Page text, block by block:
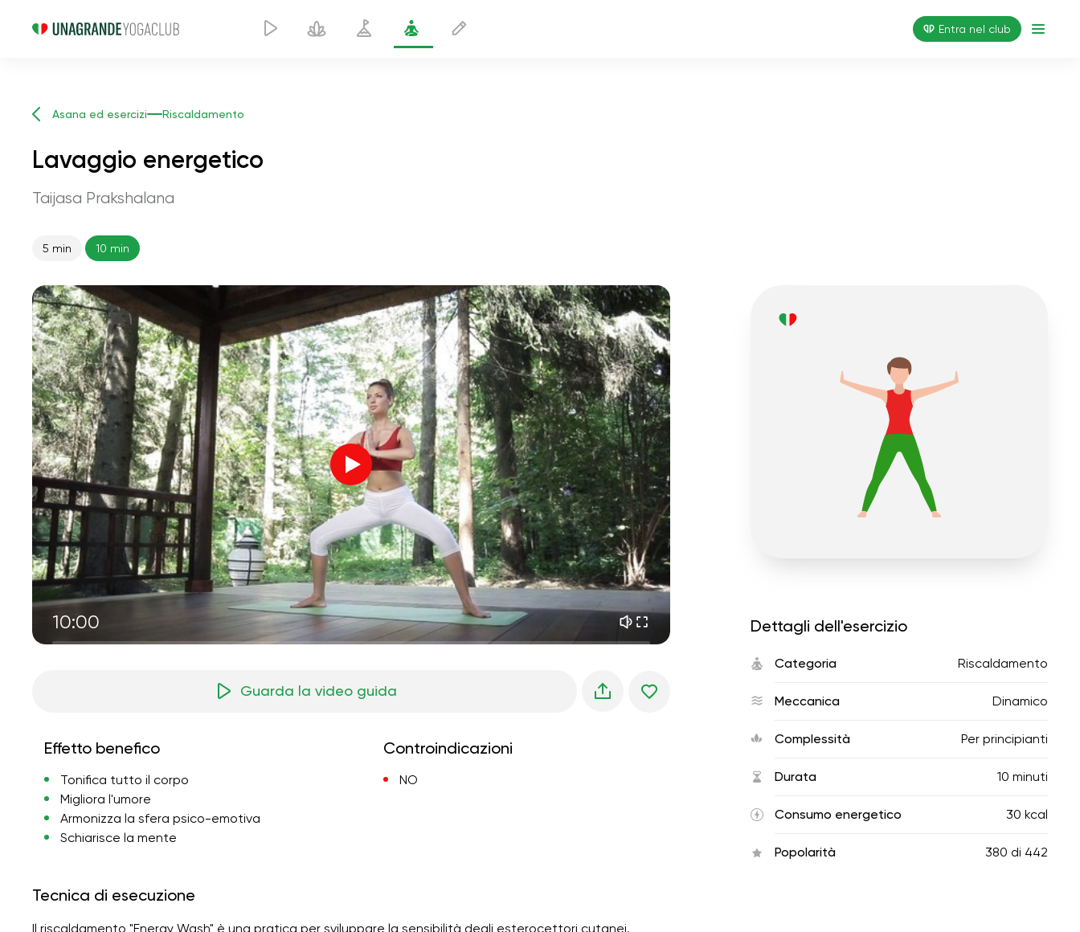
Entra nel club
Asana ed esercizi Riscaldamento
Lavaggio energetico
Taijasa Prakshalana
5 min 10 min
10:00
Voce dell'istruttore
volo dell'anima 01:44
pace interiore 01:27
sogni mattutini 01:34
freschezza della foresta 05:00
pioggia estiva 02:00
silenzio di montagna 02:00
brezza marina 02:00
la voce del vento 02:00
foresta di primavera 02:00
Guarda la video guida
Effetto benefico
Tonifica tutto il corpo
Migliora l'umore
Armonizza la sfera psico-emotiva
Schiarisce la mente
Controindicazioni
NO
Tecnica di esecuzione
Il riscaldamento "Energy Wash" è una pratica per sviluppare la sensibilità degli esterocettori cutanei.
Dettagli dell'esercizio
Categoria Riscaldamento
Meccanica Dinamico
Complessità Per principianti
Durata 10 minuti
Consumo energetico 30 kcal
Popolarità 380 di 442